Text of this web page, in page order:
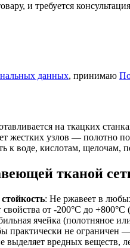
и требуется
данных, принимаю
на ткацких
жестких узлов — полотно
к воде, кислотам, щелочам,
тканой
: Не ржавеет в
свойства от -200°C до
ячейка (полотняное
практически не ограничен —
выделяет вредных веществ,